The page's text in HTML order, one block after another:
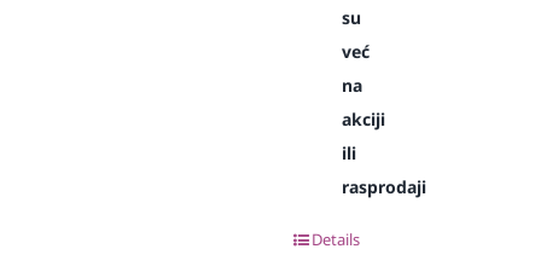
su
već
na
akciji
ili
rasprodaji
Details